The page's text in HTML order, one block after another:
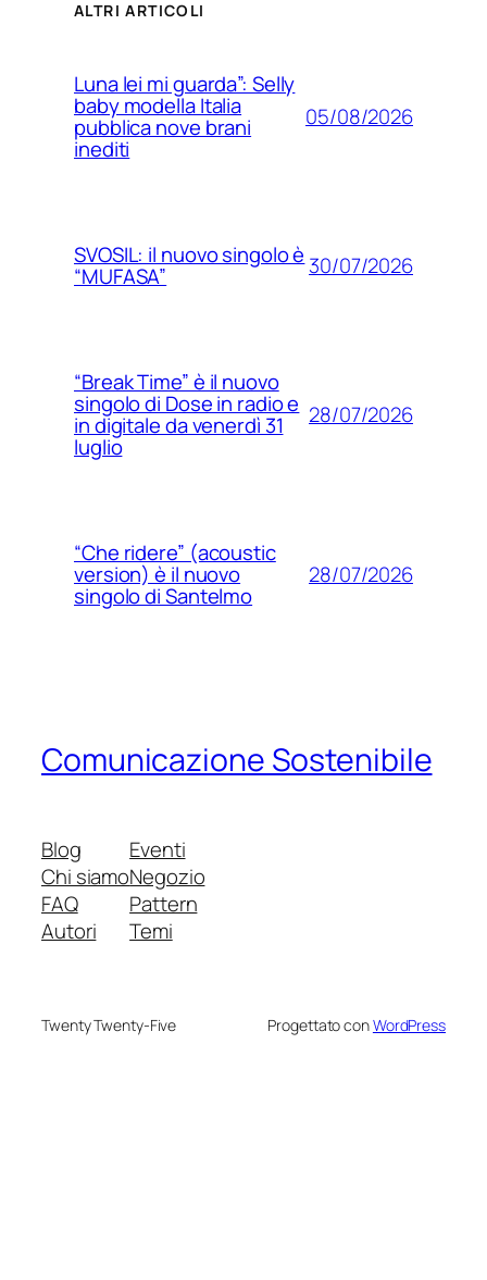
ALTRI ARTICOLI
Luna lei mi guarda”: Selly
baby modella Italia
pubblica nove brani
inediti
05/08/2026
SVOSIL: il nuovo singolo è
“MUFASA” 30/07/2026
“Break Time” è il nuovo
singolo di Dose in radio e
in digitale da venerdì 31
luglio
28/07/2026
“Che ridere” (acoustic
version) è il nuovo
singolo di Santelmo
28/07/2026
Comunicazione Sostenibile
Blog
Chi siamo
FAQ
Autori
Eventi
Negozio
Pattern
Temi
Twenty Twenty-Five Progettato conWordPress